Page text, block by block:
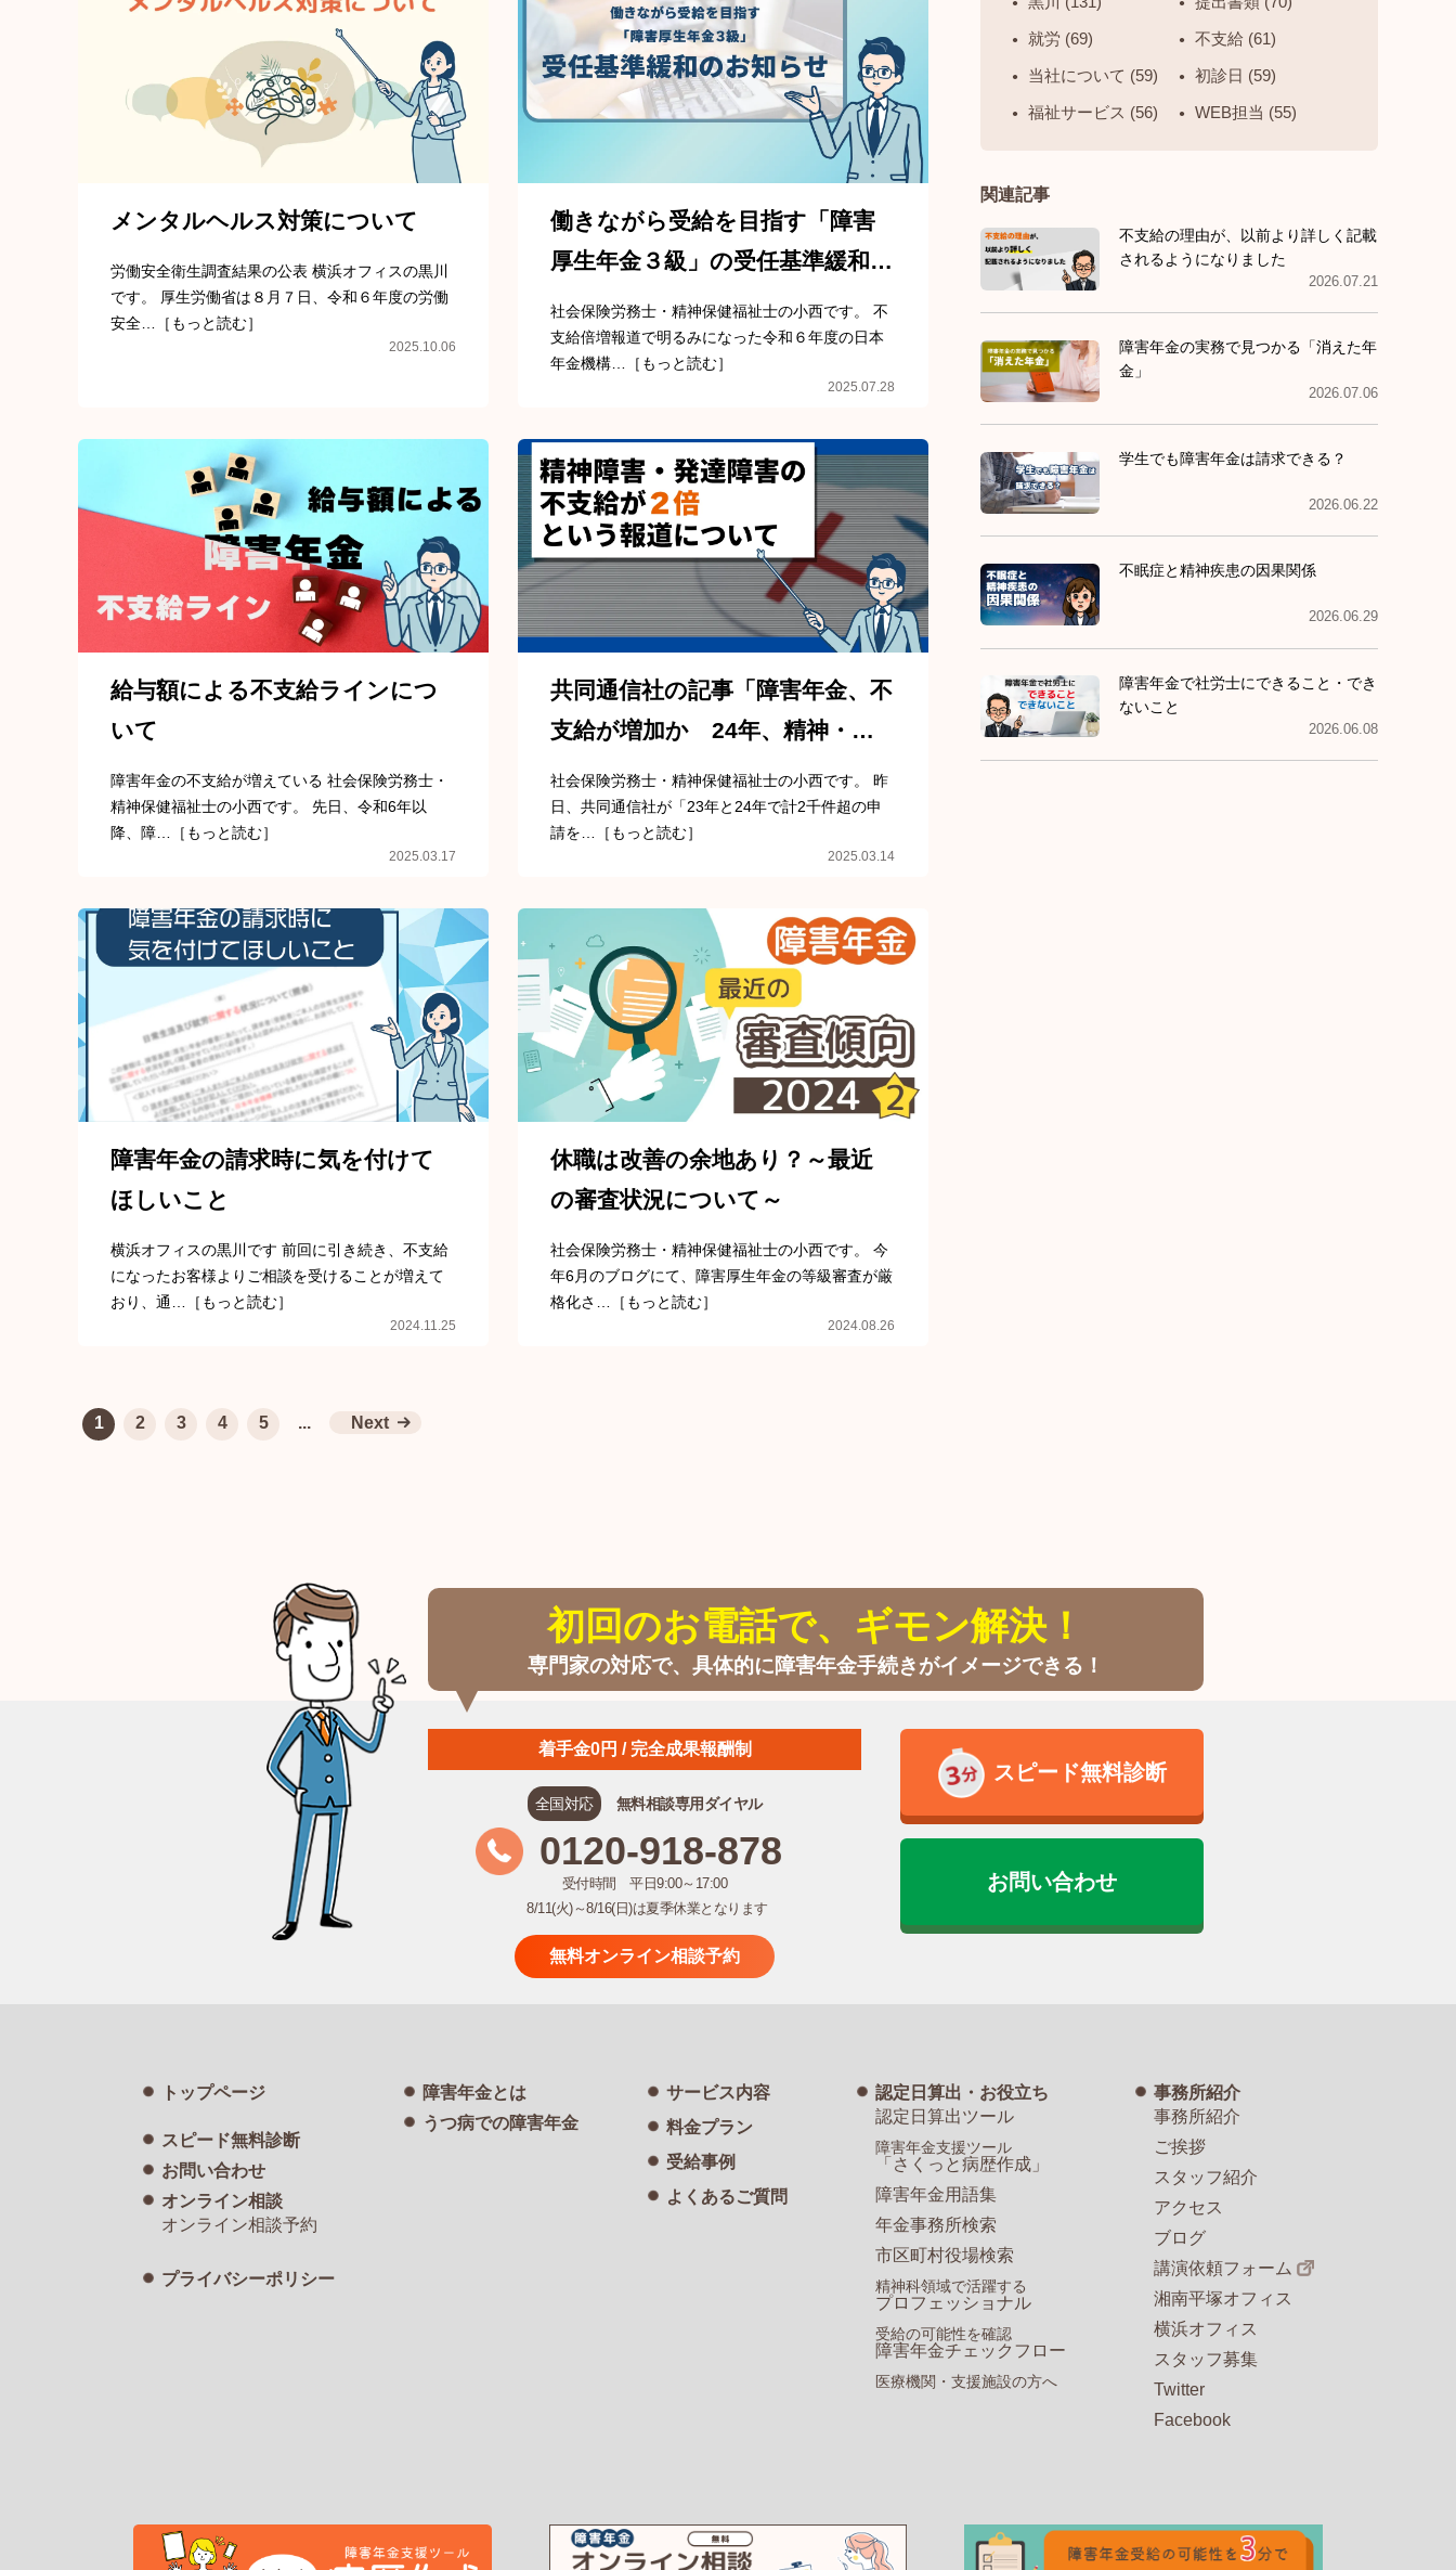
メンタルヘルス対策について
労働安全衛生調査結果の公表 横浜オフィスの黒川
です。 厚生労働省は８月７日、令和６年度の労働
安全…［もっと読む］
2025.10.06
働きながら受給を目指す「障害
厚生年金３級」の受任基準緩和の
お知らせ
社会保険労務士・精神保健福祉士の小西です。 不
支給倍増報道で明るみになった令和６年度の日本
年金機構…［もっと読む］
2025.07.28
給与額による不支給ラインにつ
いて
障害年金の不支給が増えている 社会保険労務士・
精神保健福祉士の小西です。 先日、令和6年以
降、障…［もっと読む］
2025.03.17
共同通信社の記事「障害年金、不
支給が増加か 24年、精神・発
達は2倍」について
社会保険労務士・精神保健福祉士の小西です。 昨
日、共同通信社が「23年と24年で計2千件超の申
請を…［もっと読む］
2025.03.14
障害年金の請求時に気を付けて
ほしいこと
横浜オフィスの黒川です 前回に引き続き、不支給
になったお客様よりご相談を受けることが増えて
おり、通…［もっと読む］
2024.11.25
休職は改善の余地あり？～最近
の審査状況について～
社会保険労務士・精神保健福祉士の小西です。 今
年6月のブログにて、障害厚生年金の等級審査が厳
格化さ…［もっと読む］
2024.08.26
1 2 3 4 5 ... Next
就労 (69)
不支給 (61)
当社について (59)
初診日 (59)
福祉サービス (56)
WEB担当 (55)
関連記事
不支給の理由が、以前より詳しく記載
されるようになりました
2026.07.21
障害年金の実務で見つかる「消えた年
金」
2026.07.06
学生でも障害年金は請求できる？
2026.06.22
不眠症と精神疾患の因果関係
2026.06.29
障害年金で社労士にできること・でき
ないこと
2026.06.08
初回のお電話で、ギモン解決！
専門家の対応で、具体的に障害年金手続きがイメージできる！
着手金0円 / 完全成果報酬制
全国対応 無料相談専用ダイヤル
0120-918-878
受付時間 平日9:00～17:00
8/11(火)～8/16(日)は夏季休業となります
無料オンライン相談予約
スピード無料診断
お問い合わせ
トップページ
スピード無料診断
お問い合わせ
オンライン相談
オンライン相談予約
プライバシーポリシー
障害年金とは
うつ病での障害年金
サービス内容
料金プラン
受給事例
よくあるご質問
認定日算出・お役立ち
認定日算出ツール
障害年金支援ツール
「さくっと病歴作成」
障害年金用語集
年金事務所検索
市区町村役場検索
精神科領域で活躍する
プロフェッショナル
受給の可能性を確認
障害年金チェックフロー
医療機関・支援施設の方へ
事務所紹介
事務所紹介
ご挨拶
スタッフ紹介
アクセス
ブログ
講演依頼フォーム
湘南平塚オフィス
横浜オフィス
スタッフ募集
Twitter
Facebook